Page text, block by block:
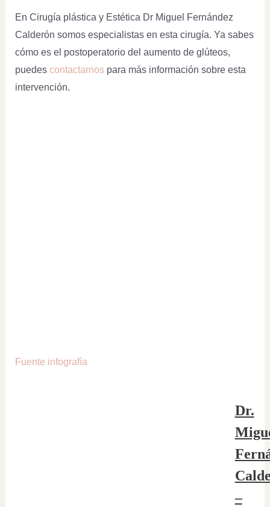
En Cirugía plástica y Estética Dr Miguel Fernández
Calderón somos especialistas en esta cirugía. Ya sabes
cómo es el postoperatorio del aumento de glúteos,
puedes contactarnospara más información sobre esta
intervención.
Fuente infografía
Dr.
–